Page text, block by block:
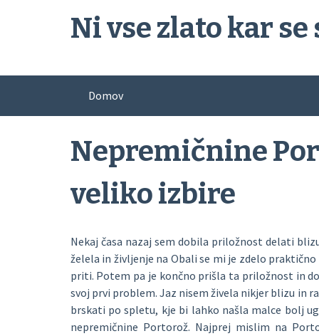
Ni vse zlato kar se
Domov
Nepremičnine
veliko izbire
Nekaj časa nazaj sem dobila priložnost delati
želela in življenje na Obali se mi je zdelo
priti. Potem pa je končno prišla ta priložnost in
svoj prvi problem. Jaz nisem živela nikjer blizu in
brskati po spletu, kje bi lahko našla malce bolj
nepremičnine Portorož. Najprej mislim na